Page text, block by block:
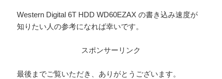
Western Digital 6T HDD WD60EZAX の書き込み速度が
知りたい人の参考になれば幸いです。
スポンサーリンク
最後までご覧いただき、ありがとうございます。